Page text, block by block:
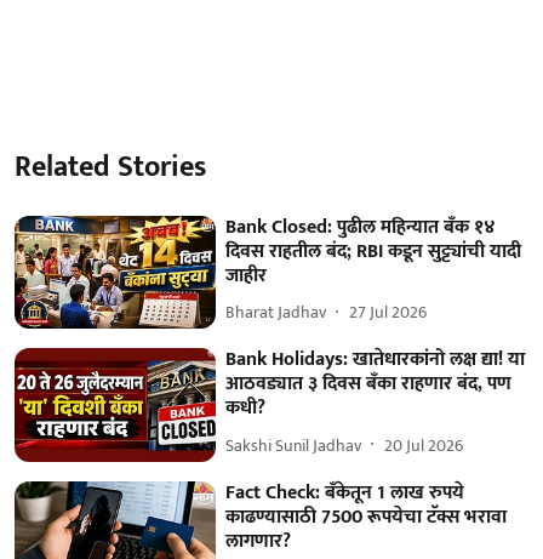
Related Stories
Bank Closed: पुढील महिन्यात बँक १४
दिवस राहतील बंद; RBI कडून सुट्ट्यांची यादी
जाहीर
Bharat Jadhav 27 Jul 2026
Bank Holidays: खातेधारकांनो लक्ष द्या! या
आठवड्यात ३ दिवस बँका राहणार बंद, पण
कधी?
Sakshi Sunil Jadhav 20 Jul 2026
Fact Check: बँकेतून 1 लाख रुपये
काढण्यासाठी 7500 रूपयेचा टॅक्स भरावा
लागणार?